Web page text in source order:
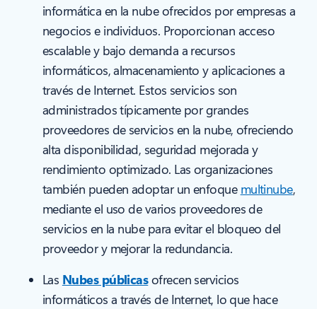
informática en la nube ofrecidos por empresas a
negocios e individuos. Proporcionan acceso
escalable y bajo demanda a recursos
informáticos, almacenamiento y aplicaciones a
través de Internet. Estos servicios son
administrados típicamente por grandes
proveedores de servicios en la nube, ofreciendo
alta disponibilidad, seguridad mejorada y
rendimiento optimizado. Las organizaciones
también pueden adoptar un enfoque multinube,
mediante el uso de varios proveedores de
servicios en la nube para evitar el bloqueo del
proveedor y mejorar la redundancia.
Las Nubes públicasofrecen servicios
informáticos a través de Internet, lo que hace